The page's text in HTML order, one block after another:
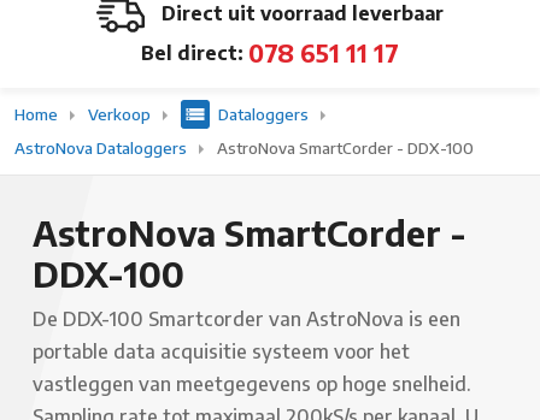
Direct uit voorraad leverbaar
Bel direct: 078 651 11 17
Home Verkoop
Dataloggers
AstroNova Dataloggers
AstroNova SmartCorder - DDX-100
AstroNova SmartCorder -
DDX-100
De DDX-100 Smartcorder van AstroNova is een
portable data acquisitie systeem voor het
vastleggen van meetgegevens op hoge snelheid.